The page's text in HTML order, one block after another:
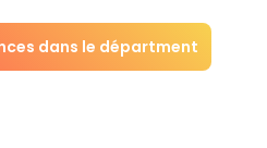
dans le départment